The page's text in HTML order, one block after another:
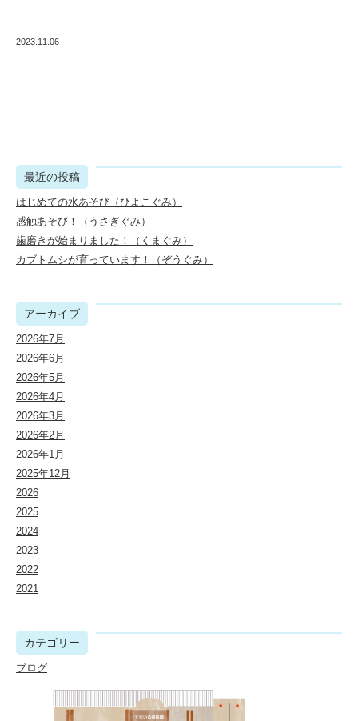
2023.11.06
最近の投稿
はじめての水あそび（ひよこぐみ）
感触あそび！（うさぎぐみ）
歯磨きが始まりました！（くまぐみ）
カブトムシが育っています！（ぞうぐみ）
アーカイブ
2026年7月
2026年6月
2026年5月
2026年4月
2026年3月
2026年2月
2026年1月
2025年12月
2026
2025
2024
2023
2022
2021
カテゴリー
ブログ